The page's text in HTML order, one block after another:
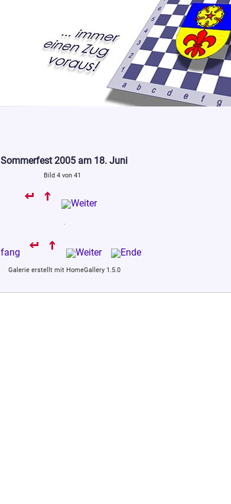
Sommerfest 2005 am 18. Juni
Bild 4 von 41
Galerie erstellt mit HomeGallery 1.5.0